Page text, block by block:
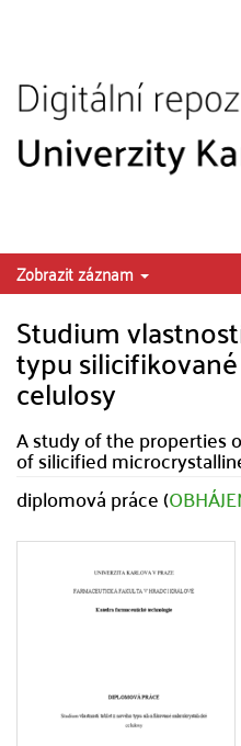
Zobrazit záznam
Studium
typu
celulosy
A study of the properties
of silicified
diplomová práce (